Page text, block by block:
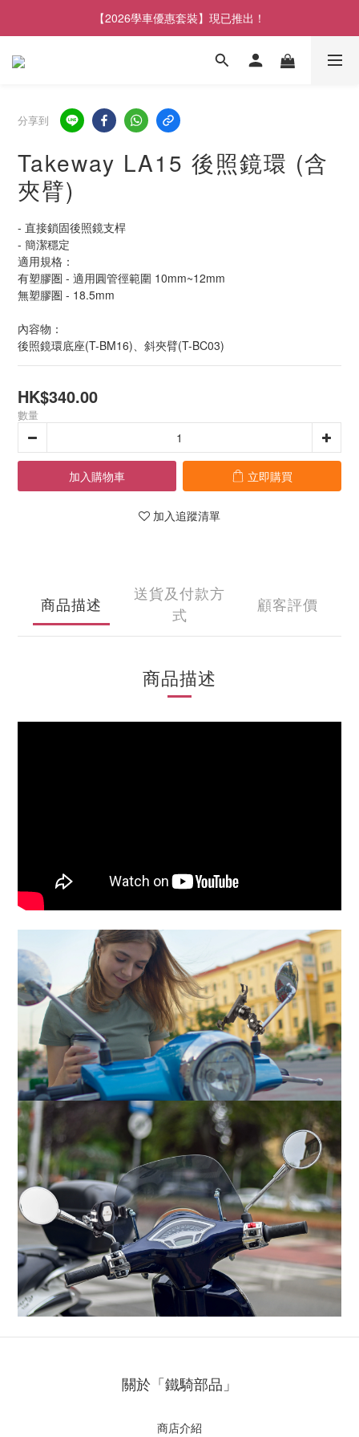
【2026學車優惠套裝】現已推出！
分享到
Takeway LA15 後照鏡環 (含
夾臂)
- 直接鎖固後照鏡支桿
- 簡潔穩定
適用規格：
有塑膠圏 - 適用圓管徑範圍 10mm~12mm
無塑膠圏 - 18.5mm
內容物：
後照鏡環底座(T-BM16)、斜夾臂(T-BC03)
HK$340.00
數量
加入購物車 立即購買
加入追蹤清單
商品描述
送貨及付款方
式
顧客評價
商品描述
關於「鐵騎部品」
商店介紹